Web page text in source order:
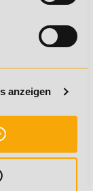
anzeigen
die